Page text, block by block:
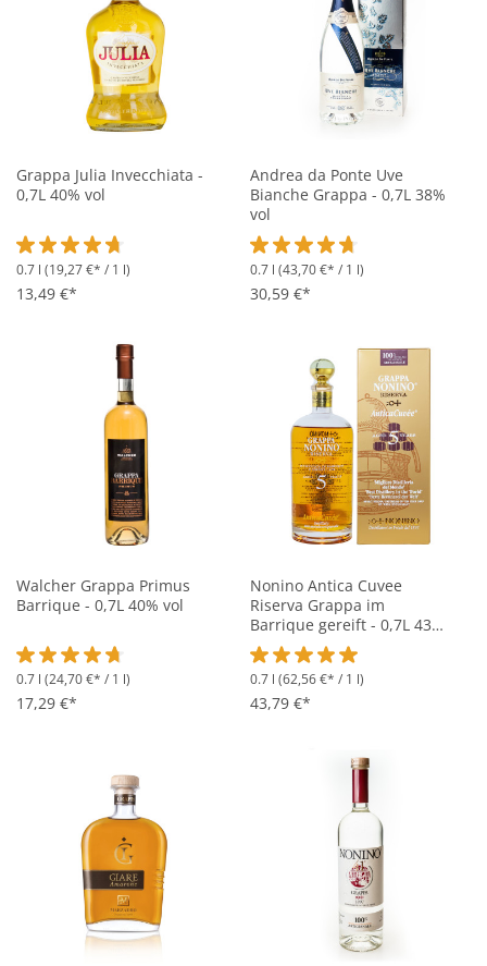
Grappa Julia Invecchiata -
0,7L 40% vol
Durchschnittliche Bewertung von 4.6 von 5 Sternen
0.7 l (19,27 €* / 1 l)
13,49 €*
Andrea da Ponte Uve
Bianche Grappa - 0,7L 38%
vol
Durchschnittliche Bewertung
0.7 l (43,70 €* / 1 l)
30,59 €*
Walcher Grappa Primus
Barrique - 0,7L 40% vol
Durchschnittliche Bewertung von 4.6 von 5 Sternen
0.7 l (24,70 €* / 1 l)
17,29 €*
Nonino Antica Cuvee
Riserva Grappa im
Barrique gereift - 0,7L 43%
vol
Durchschnittliche Bewertung
0.7 l (62,56 €* / 1 l)
43,79 €*